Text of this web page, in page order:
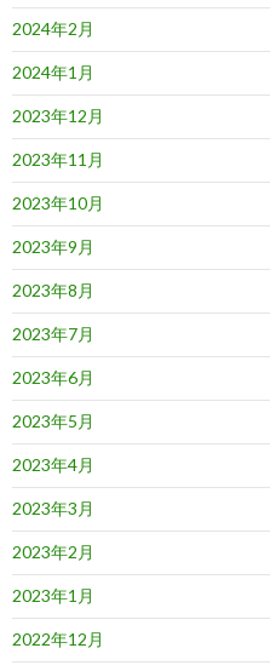
2024年2月
2024年1月
2023年12月
2023年11月
2023年10月
2023年9月
2023年8月
2023年7月
2023年6月
2023年5月
2023年4月
2023年3月
2023年2月
2023年1月
2022年12月